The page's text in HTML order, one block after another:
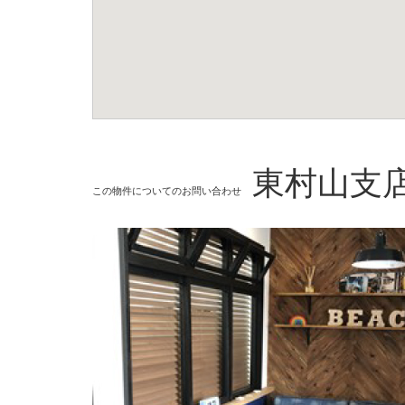
この物件についてのお問い合わせ 東村山支